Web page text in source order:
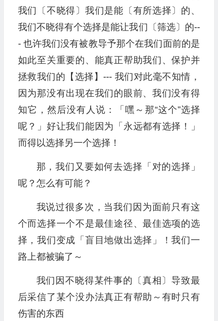
我们〔不晓得〕我们是能〔有所选择〕的、
我们不晓得有个选择是能让我们〔筛选〕的--
- 也许我们没有被教导予那个在我们面前的是
如此至关重要的、能真正帮助我们、保护并
拯救我们的【选择】--- 我们对此毫不知情，
因为那没有出现在我们的眼前、我们没有得
知它，然后没有人说：「嘿～那“这个”选择
呢？」好让我们能因为「永远都有选择！」
而得以选择另一个选择！
那，我们又要如何去选择「对的选择」
呢？怎么有可能？
我说过很多次，当我们因为面前只有这
个而选择一个不是最佳途径、最佳选项的选
择，我们变成「盲目地做出选择」！我们一
路上都被骗了～
我们因不晓得某件事的〔真相〕导致最
后采信了某个没办法真正有帮助～有时只有
伤害的东西